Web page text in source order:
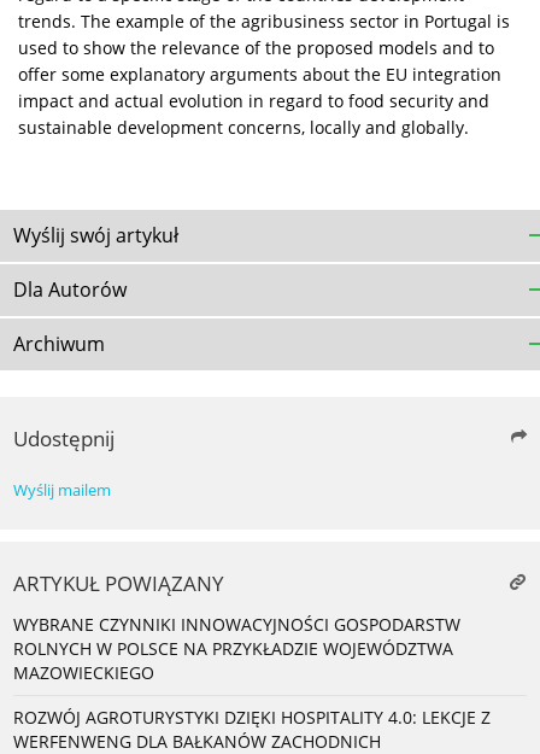
trends. The example of the agribusiness sector in Portugal is
used to show the relevance of the proposed models and to
offer some explanatory arguments about the EU integration
impact and actual evolution in regard to food security and
sustainable development concerns, locally and globally.
Wyślij swój artykuł
Dla Autorów
Archiwum
Udostępnij
Wyślij mailem
ARTYKUŁ POWIĄZANY
WYBRANE CZYNNIKI INNOWACYJNOŚCI GOSPODARSTW
ROLNYCH W POLSCE NA PRZYKŁADZIE WOJEWÓDZTWA
MAZOWIECKIEGO
ROZWÓJ AGROTURYSTYKI DZIĘKI HOSPITALITY 4.0: LEKCJE Z
WERFENWENG DLA BAŁKANÓW ZACHODNICH